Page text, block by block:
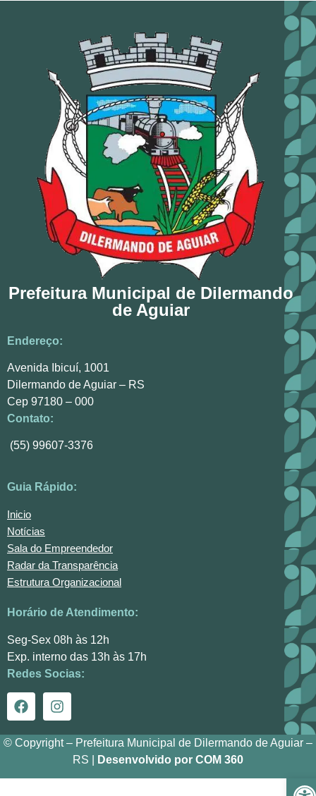
Prefeitura Municipal de Dilermando
de Aguiar
Endereço:
Avenida Ibicuí, 1001
Dilermando de Aguiar – RS
Cep 97180 – 000
Contato:
(55) 99607-3376
Guia Rápido:
Inicio
Notícias
Sala do Empreendedor
Radar da Transparência
Estrutura Organizacional
Horário de Atendimento:
Seg-Sex 08h às 12h
Exp. interno das 13h às 17h
Redes Socias:
© Copyright – Prefeitura Municipal de Dilermando de Aguiar –
RS |
Desenvolvido por COM 360